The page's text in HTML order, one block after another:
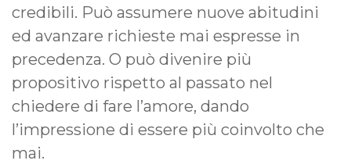
credibili. Può assumere nuove abitudini
ed avanzare richieste mai espresse in
precedenza. O può divenire più
propositivo rispetto al passato nel
chiedere di fare l’amore, dando
l’impressione di essere più coinvolto che
mai.